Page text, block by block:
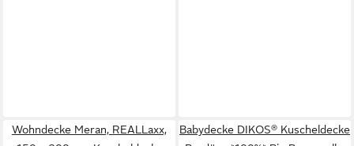
Wohndecke Meran, REALLaxx,
Babydecke DIKOS® Kuscheldecke